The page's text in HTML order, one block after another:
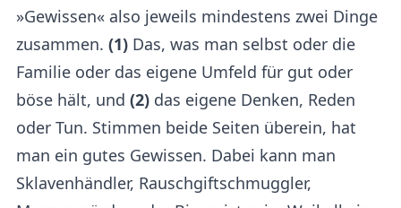
»Gewissen« also jeweils mindestens zwei Dinge
zusammen. (1) Das, was man selbst oder die
Familie oder das eigene Umfeld für gut oder
böse hält, und (2) das eigene Denken, Reden
oder Tun. Stimmen beide Seiten überein, hat
man ein gutes Gewissen. Dabei kann man
Sklavenhändler, Rauschgiftschmuggler,